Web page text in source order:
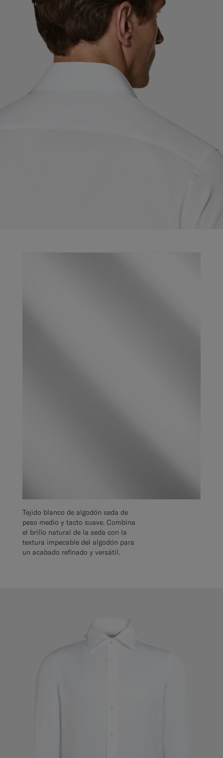
Tejido blanco de algodón seda de
peso medio y tacto suave. Combina
el brillo natural de la seda con la
textura impecable del algodón para
un acabado refinado y versátil.